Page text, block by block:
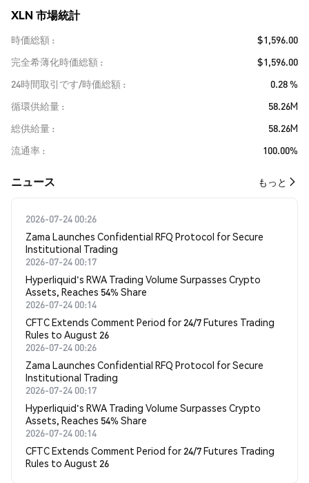
XLN 市場統計
時価総額
$1,596.00
完全希薄化時価総額
$1,596.00
24時間取引です/時価総額
0.28 %
循環供給量
58.26M
総供給量
58.26M
流通率
100.00%
​​ニュース​​ もっと
2026-07-24 00:26
Zama Launches Confidential RFQ Protocol for Secure
Institutional Trading
2026-07-24 00:17
Hyperliquid's RWA Trading Volume Surpasses Crypto
Assets, Reaches 54% Share
2026-07-24 00:14
CFTC Extends Comment Period for 24/7 Futures Trading
Rules to August 26
2026-07-24 00:26
Zama Launches Confidential RFQ Protocol for Secure
Institutional Trading
2026-07-24 00:17
Hyperliquid's RWA Trading Volume Surpasses Crypto
Assets, Reaches 54% Share
2026-07-24 00:14
CFTC Extends Comment Period for 24/7 Futures Trading
Rules to August 26